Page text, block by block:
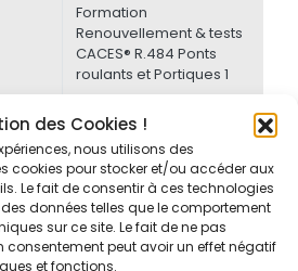
des Cookies !
nous utilisons des
cookies pour stocker et/ou accéder aux
Le fait de consentir à ces technologies
données telles que le comportement
sur ce site. Le fait de ne pas
consentement peut avoir un effet négatif
et fonctions.
Formation
Renouvellement & tests
CACES® R.484 Ponts
roulants et Portiques 1
Contrôle VGP
Contrôle VGP
Contrôle VGP